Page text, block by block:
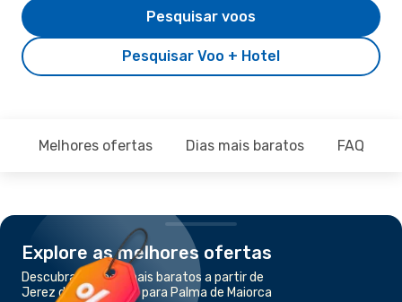
Pesquisar Voo + Hotel
Pesquisar voos
Melhores ofertas Dias mais baratos FAQ
Explore as melhores ofertas
Descubra os voos mais baratos a partir de
Jerez de la Frontera para Palma de Maiorca